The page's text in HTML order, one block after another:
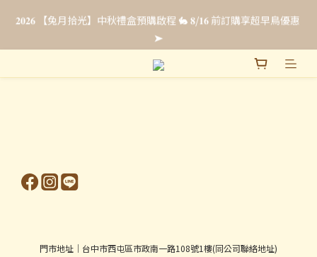
𝟐𝟎𝟐𝟔 【兔月拾光】中秋禮盒預購啟程 🐇 𝟖/𝟏𝟔 前訂購享超早鳥優惠
➤
𝟐𝟎𝟐𝟔 【兔月拾光】中秋禮盒預購啟程 🐇 𝟖/𝟏𝟔 前訂購享超早鳥優惠
➤
prev next
門市地址│台中市西屯區市政南一路108號1樓(同公司聯絡地址)